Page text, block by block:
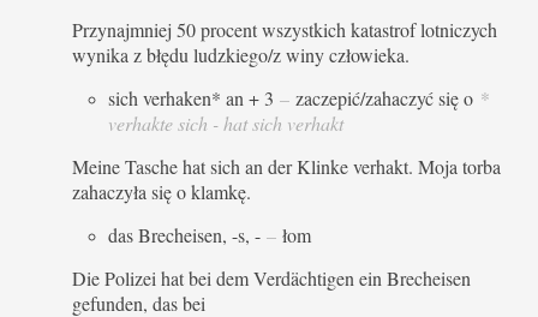
Przynajmniej 50 procent wszystkich katastrof lotniczych
wynika z błędu ludzkiego/z winy człowieka.
sich verhaken* an + 3 – zaczepić/zahaczyć się o *
verhakte sich - hat sich verhakt
Meine Tasche hat sich an der Klinke verhakt. Moja torba
zahaczyła się o klamkę.
das Brecheisen, -s, - – łom
Die Polizei hat bei dem Verdächtigen ein Brecheisen
gefunden, das bei